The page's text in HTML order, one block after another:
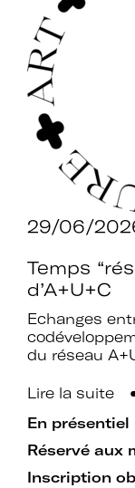
le
Faire
et
29/06/
Temps
d’A+U+C
Echanges
du réseau
Lire la suite
En présentiel
Réservé aux
Inscription